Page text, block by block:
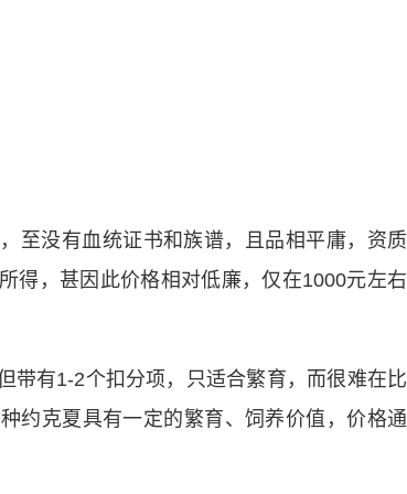
至没有血统证书和族谱，且品相平庸，资质
得，甚因此价格相对低廉，仅在1000元左右
带有1-2个扣分项，只适合繁育，而很难在比
约克夏具有一定的繁育、饲养价值，价格通